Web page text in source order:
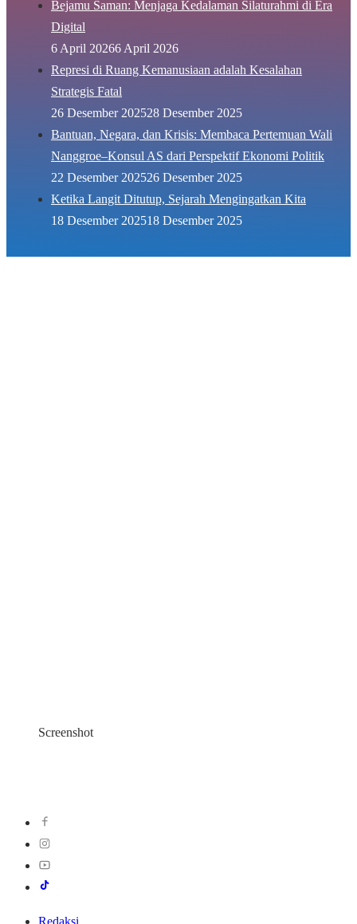
Bejamu Saman: Menjaga Kedalaman Silaturahmi di Era
Digital
6 April 20266 April 2026
Represi di Ruang Kemanusiaan adalah Kesalahan
Strategis Fatal
26 Desember 202528 Desember 2025
Bantuan, Negara, dan Krisis: Membaca Pertemuan Wali
Nanggroe–Konsul AS dari Perspektif Ekonomi Politik
22 Desember 202526 Desember 2025
Ketika Langit Ditutup, Sejarah Mengingatkan Kita
18 Desember 202518 Desember 2025
Screenshot
Redaksi